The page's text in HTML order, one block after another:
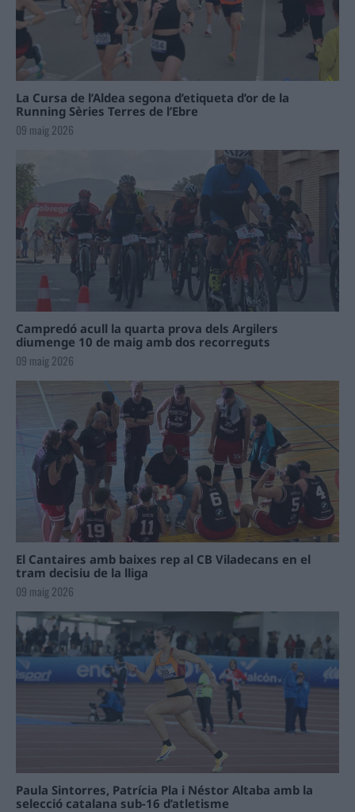
La Cursa de l’Aldea segona d’etiqueta d’or de la
Running Sèries Terres de l’Ebre
09 maig 2026
Campredó acull la quarta prova dels Argilers
diumenge 10 de maig amb dos recorreguts
09 maig 2026
El Cantaires amb baixes rep al CB Viladecans en el
tram decisiu de la lliga
09 maig 2026
Paula Sintorres, Patrícia Pla i Néstor Altaba amb la
selecció catalana sub-16 d’atletisme